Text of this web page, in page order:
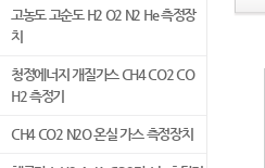
고농도 고순도 H2 O2 N2 He 측정장
치
청정에너지 개질가스 CH4 CO2 CO
H2 측정기
CH4 CO2 N2O 온실 가스 측정장치